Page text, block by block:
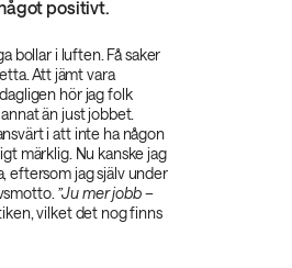
positivt.
bollar i luften. Få saker
Att jämt vara
hör jag folk
än just jobbet.
i att inte ha någon
märklig. Nu kanske jag
eftersom jag själv under
”Ju mer jobb –
vilket det nog finns